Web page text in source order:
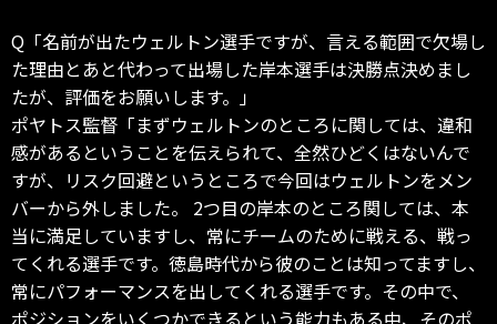
Q「名前が出たウェルトン選手ですが、言える範囲で欠場し
た理由とあと代わって出場した岸本選手は決勝点決めまし
たが、評価をお願いします。」
ポヤトス監督「まずウェルトンのところに関しては、違和
感があるということを伝えられて、全然ひどくはないんで
すが、リスク回避というところで今回はウェルトンをメン
バーから外しました。 2つ目の岸本のところ関しては、本
当に満足していますし、常にチームのために戦える、戦っ
てくれる選手です。徳島時代から彼のことは知ってますし、
常にパフォーマンスを出してくれる選手です。その中で、
ポジションをいくつかできるという能力もある中、そのポ